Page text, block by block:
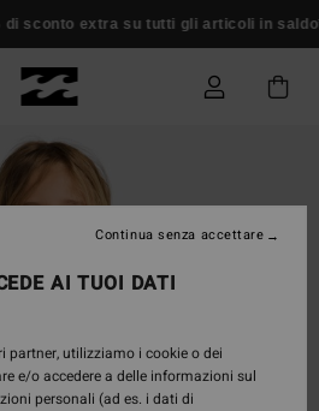
sconto extra su tutti gli articoli in saldo*
AI TUOI DATI
partner, utilizziamo i cookie o dei
e/o accedere a delle informazioni sul
personali (ad es. i dati di
Continua senza accettare